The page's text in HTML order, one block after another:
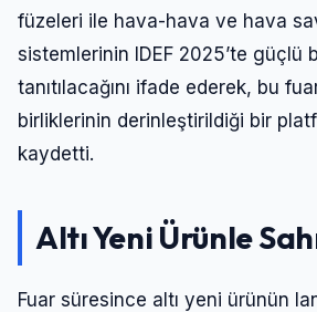
füzeleri ile hava-hava ve hava
sistemlerinin IDEF 2025’te güçlü
tanıtılacağını ifade ederek, bu
birliklerinin derinleştirildiği bir
kaydetti.
Altı Yeni Ürünle
Fuar süresince altı yeni ürünün